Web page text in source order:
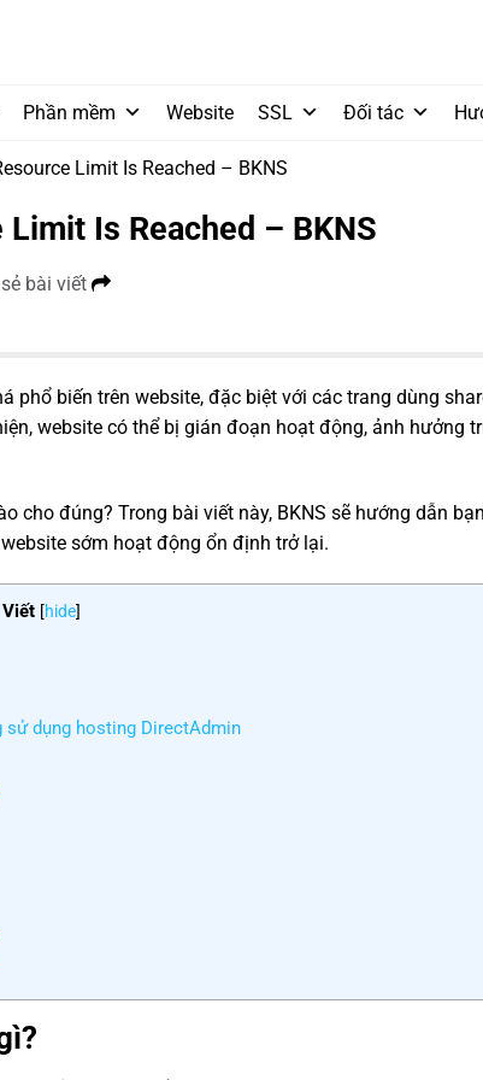
Phần mềm Website SSL Đối tác
Limit Is Reached – BKNS
Is Reached – BKNS
bài viết
phổ biến trên website, đặc biệt với các trang dùng
website có thể bị gián đoạn hoạt động, ảnh hưởng
cho đúng? Trong bài viết này, BKNS sẽ hướng dẫn bạn
sớm hoạt động ổn định trở lại.
[hide]
dụng hosting DirectAdmin